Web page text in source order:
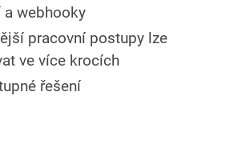
webhooky
pracovní postupy lze
ve více krocích
řešení